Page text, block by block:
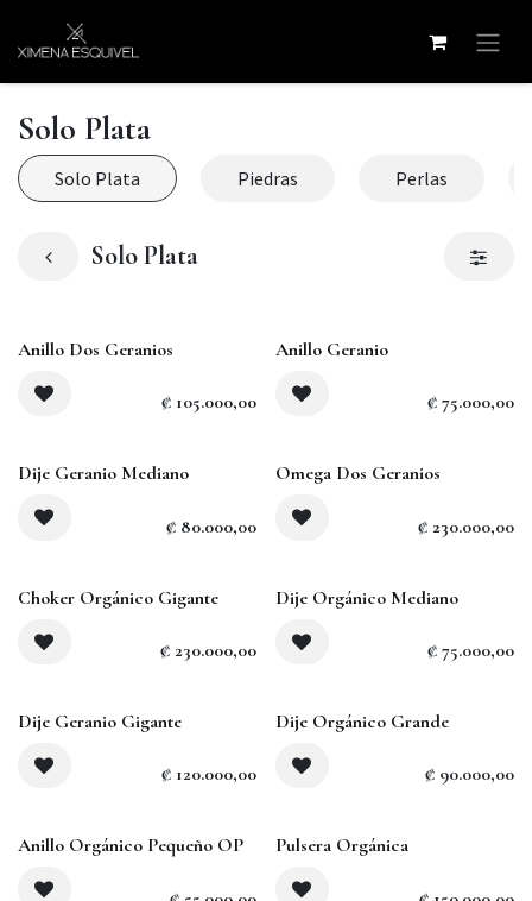
Solo Plata
Solo Plata Piedras Perlas
Solo Plata
Anillo Dos Geranios
₡ 105.000,00
Anillo Geranio
₡ 75.000,00
Dije Geranio Mediano
₡ 80.000,00 Agotado
Omega Dos Geranios
₡ 230.000,00
Choker Orgánico Gigante
₡ 230.000,00 Agotado
Dije Orgánico Mediano
₡ 75.000,00
Dije Geranio Gigante
₡ 120.000,00
Dije Orgánico Grande
₡ 90.000,00
Anillo Orgánico Pequeño OP Pulsera Orgánica